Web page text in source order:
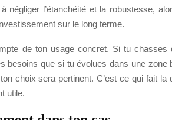
négliger l’étanchéité et la robustesse,
sur le long terme.
de ton usage concret. Si tu chasses
besoins que si tu évolues dans une zone
choix sera pertinent. C’est ce qui fait la
utile.